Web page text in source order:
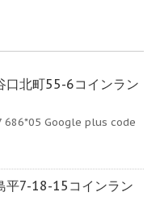
口北町55-6コインラン
686*05 Google plus code
平7-18-15コインラン